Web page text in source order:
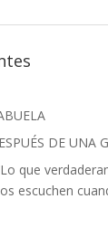
DE UNA
que
escuchen